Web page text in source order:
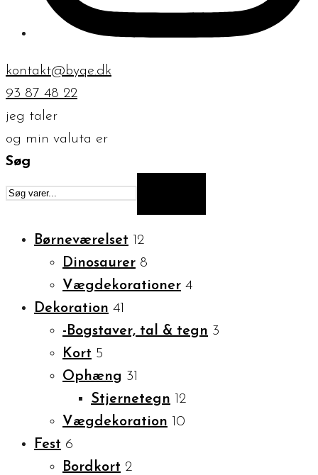
kontakt@byqe.dk
93 87 48 22
jeg taler
og min valuta er
Søg
Børneværelset 12
Dinosaurer 8
Vægdekorationer 4
Dekoration 41
-Bogstaver, tal & tegn 3
Kort 5
Ophæng 31
Stjernetegn 12
Vægdekoration 10
Fest 6
Bordkort 2